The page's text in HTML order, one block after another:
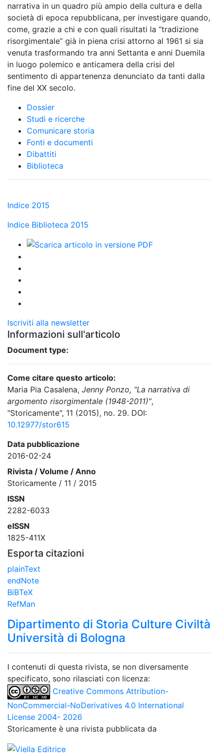
narrativa in un quadro più ampio della cultura e della
società di epoca repubblicana, per investigare quando,
come, grazie a chi e con quali risultati la “tradizione
risorgimentale” già in piena crisi attorno al 1961 si sia
venuta trasformando tra anni Settanta e anni Duemila
in luogo polemico e anticamera della crisi del
sentimento di appartenenza denunciato da tanti dalla
fine del XX secolo.
Dossier
Studi e ricerche
Comunicare storia
Fonti e documenti
Dibattiti
Biblioteca
Indice 2015
Indice Biblioteca 2015
Iscriviti alla newsletter
Informazioni sull'articolo
Document type:
Come citare questo articolo:
Maria Pia Casalena, Jenny Ponzo, “La narrativa di
argomento risorgimentale (1948-2011)”,
"Storicamente", 11 (2015), no. 29. DOI:
10.12977/stor615
Data pubblicazione
2016-02-24
Rivista / Volume / Anno
Storicamente / 11 / 2015
ISSN
2282-6033
eISSN
1825-411X
Esporta citazioni
plainText
endNote
BiBTeX
RefMan
Dipartimento di Storia Culture Civiltà
Università di Bologna
I contenuti di questa rivista, se non diversamente
specificato, sono rilasciati con licenza:
Creative Commons Attribution-
NonCommercial-NoDerivatives 4.0 International
License 2004- 2026
Storicamente è una rivista pubblicata da